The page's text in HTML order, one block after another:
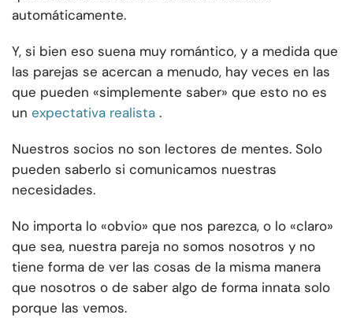
automáticamente.
Y, si bien eso suena muy romántico, y a medida que
las parejas se acercan a menudo, hay veces en las
que pueden «simplemente saber» que esto no es
un expectativa realista .
Nuestros socios no son lectores de mentes. Solo
pueden saberlo si comunicamos nuestras
necesidades.
No importa lo «obvio» que nos parezca, o lo «claro»
que sea, nuestra pareja no somos nosotros y no
tiene forma de ver las cosas de la misma manera
que nosotros o de saber algo de forma innata solo
porque las vemos.